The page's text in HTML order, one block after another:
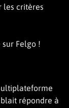
les critères
Felgo !
répondre à